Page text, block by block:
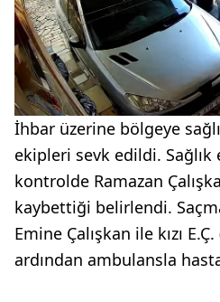
İhbar üzerine bölgeye
ekipleri sevk edildi. Sağlık
kontrolde Ramazan
kaybettiği belirlendi.
Emine Çalışkan ile kızı
ardından ambulansla